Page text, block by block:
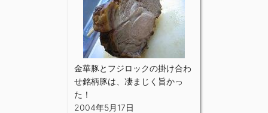
金華豚とフジロックの掛け合わ
せ銘柄豚は、凄まじく旨かっ
た！
2004年5月17日